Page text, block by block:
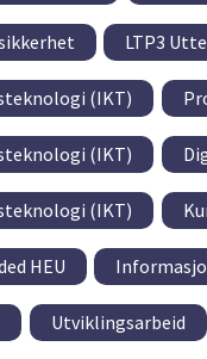
LTP3
(IKT)
(IKT)
(IKT)
HEU
Utviklingsarbeid